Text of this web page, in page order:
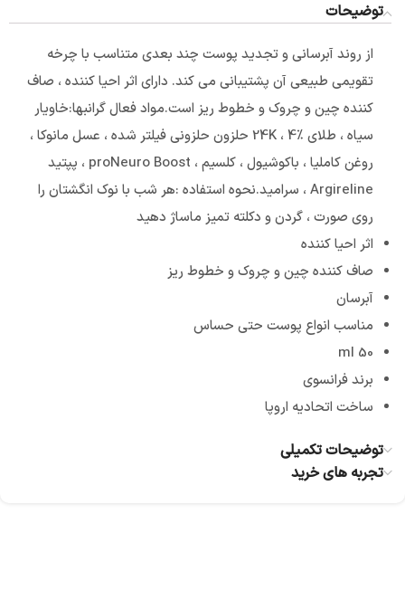
توضیحات
از روند آبرسانی و تجدید پوست چند بعدی متناسب با چرخه
تقویمی طبیعی آن پشتیبانی می کند. دارای اثر احیا کننده ، صاف
کننده چین و چروک و خطوط ریز است.مواد فعال گرانبها:خاویار
سیاه ، طلای 24K ، 4٪ حلزون حلزونی فیلتر شده ، عسل مانوکا ،
روغن کاملیا ، باکوشیول ، کلسیم ، proNeuro Boost ، پپتید
Argireline ، سرامید.نحوه استفاده :هر شب با نوک انگشتان را
روی صورت ، گردن و دکلته تمیز ماساژ دهید
اثر احیا کننده
صاف کننده چین و چروک و خطوط ریز
آبرسان
مناسب انواع پوست حتی حساس
50 ml
برند فرانسوی
ساخت اتحادیه اروپا
توضیحات تکمیلی
تجربه های خرید